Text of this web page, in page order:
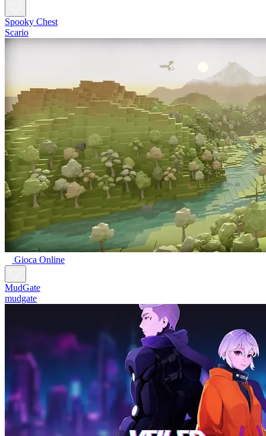
Spooky Chest
Scario
Gioca Online
MudGate
mudgate